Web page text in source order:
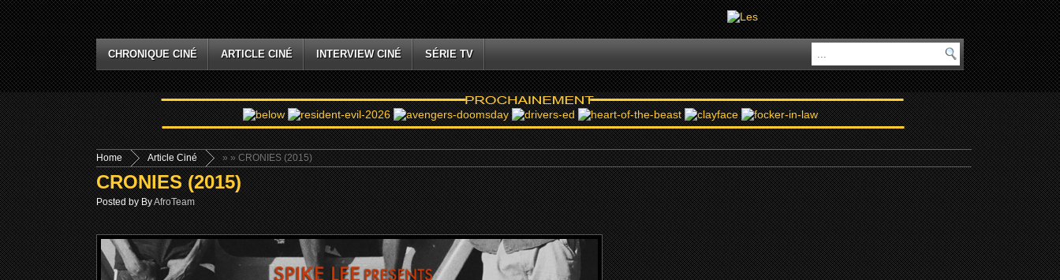
CHRONIQUE CINÉ ARTICLE CINÉ INTERVIEW CINÉ SÉRIE TV
Home »
Article Ciné » CRONIES (2015)
CRONIES (2015)
Posted by ByAfroTeam